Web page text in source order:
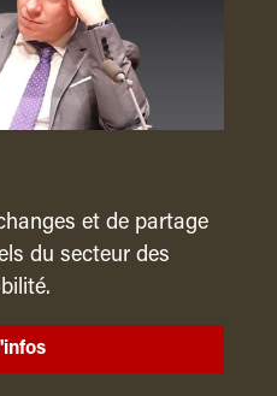
et de partage
du secteur des